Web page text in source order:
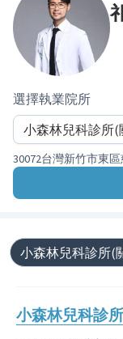
健康主題館
選擇執業院所
30072台灣新竹市東
小森林兒科診所(
小森林兒科診